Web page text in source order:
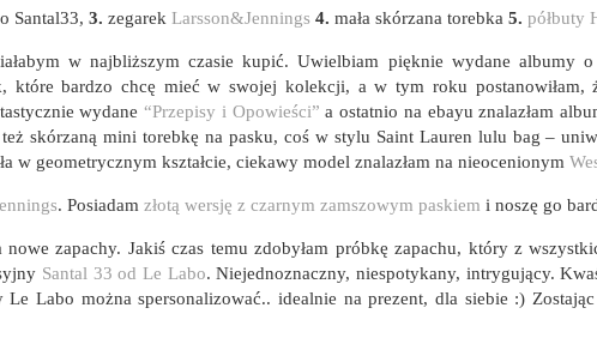
Santal33, 3. zegarek Larsson&Jennings 4. mała skórzana torebka 5. półbuty
w najbliższym czasie kupić. Uwielbiam pięknie wydane
które bardzo chcę mieć w swojej kolekcji, a w tym roku
wydane“Przepisy i Opowieści” a ostatnio na ebayu znalazłam
skórzaną mini torebkę na pasku, coś w stylu Saint Lauren lulu bag –
w geometrycznym kształcie, ciekawy model znalazłam na nieocenionym
. Posiadam złotą wersję z czarnym zamszowym paskiem i noszę go
zapachy. Jakiś czas temu zdobyłam próbkę zapachu, który z
Santal 33 od Le Labo. Niejednoznaczny, niespotykany, intrygujący.
Labo można spersonalizować.. idealnie na prezent, dla siebie :)